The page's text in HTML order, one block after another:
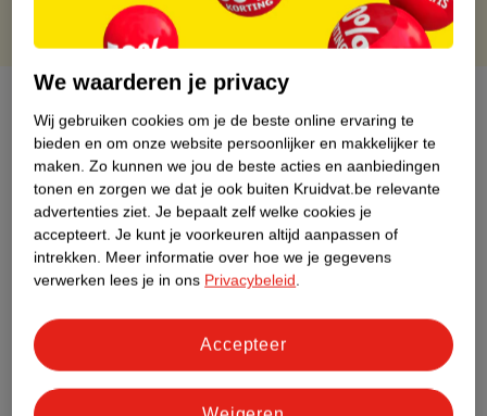
Over dit product
Productinformatie
Etiketinformatie
Nature Impact Score
Impact Score.
Meer informatie
We waarderen je privacy
Wij gebruiken cookies om je de beste online ervaring te
bieden en om onze website persoonlijker en makkelijker te
maken. Zo kunnen we jou de beste acties en aanbiedingen
tonen en zorgen we dat je ook buiten Kruidvat.be relevante
advertenties ziet. Je bepaalt zelf welke cookies je
accepteert. Je kunt je voorkeuren altijd aanpassen of
intrekken. Meer informatie over hoe we je gegevens
verwerken lees je in ons Privacybeleid.
Accepteer